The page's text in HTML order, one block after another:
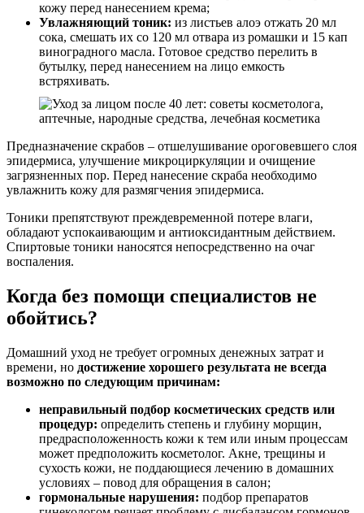
кожу перед нанесением крема;
Увлажняющий тоник: из листьев алоэ отжать 20 мл
сока, смешать их со 120 мл отвара из ромашки и 15 кап
виноградного масла. Готовое средство перелить в
бутылку, перед нанесением на лицо емкость
встряхивать.
Предназначение скрабов – отшелушивание ороговевшего слоя
эпидермиса, улучшение микроциркуляции и очищение
загрязненных пор. Перед нанесение скраба необходимо
увлажнить кожу для размягчения эпидермиса.
Тоники препятствуют преждевременной потере влаги,
обладают успокаивающим и антиоксидантным действием.
Спиртовые тоники наносятся непосредственно на очаг
воспаления.
Когда без помощи специалистов не
обойтись?
Домашний уход не требует огромных денежных затрат и
времени, но достижение хорошего результата не всегда
возможно по следующим причинам:
неправильный подбор косметических средств или
процедур: определить степень и глубину морщин,
предрасположенность кожи к тем или иным процессам
может предположить косметолог. Акне, трещины и
сухость кожи, не поддающиеся лечению в домашних
условиях – повод для обращения в салон;
гормональные нарушения: подбор препаратов